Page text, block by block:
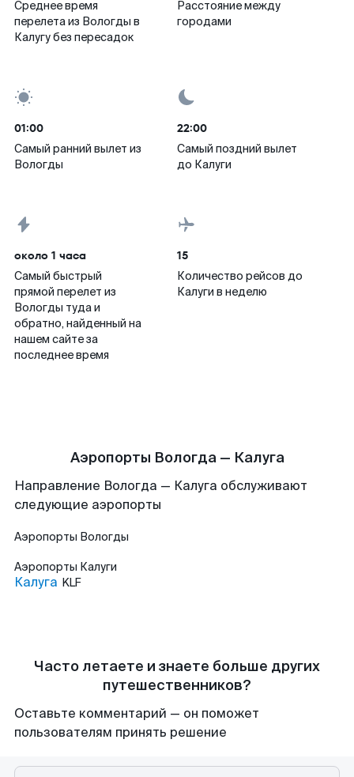
Среднее время
перелета из Вологды в
Калугу без пересадок
Расстояние между
городами
01:00
Самый ранний вылет из
Вологды
22:00
Самый поздний вылет
до Калуги
около 1 часа
Самый быстрый
прямой перелет из
Вологды туда и
обратно, найденный на
нашем сайте за
последнее время
15
Количество рейсов до
Калуги в неделю
Аэропорты Вологда — Калуга
Направление Вологда — Калуга обслуживают
следующие аэропорты
Аэропорты Вологды
Аэропорты Калуги
Калуга KLF
Часто летаете и знаете больше других
путешественников?
Оставьте комментарий — он поможет
пользователям принять решение